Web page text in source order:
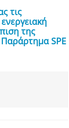
τις
της
SPE